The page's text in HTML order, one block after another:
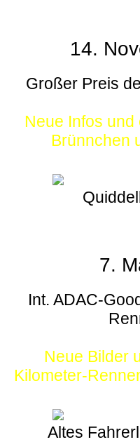
14.
Großer Preis
Neue Infos und
Brünnchen
7.
Int. ADAC-
Neue Bilder
Kilometer-
Altes